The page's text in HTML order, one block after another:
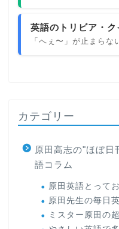
英語のトリビア・ク
「へぇ〜」が止まら
カテゴリー
原田高志の"ほぼ日
語コラム
原田英語とって
原田先生の毎日英
ミスター原田の